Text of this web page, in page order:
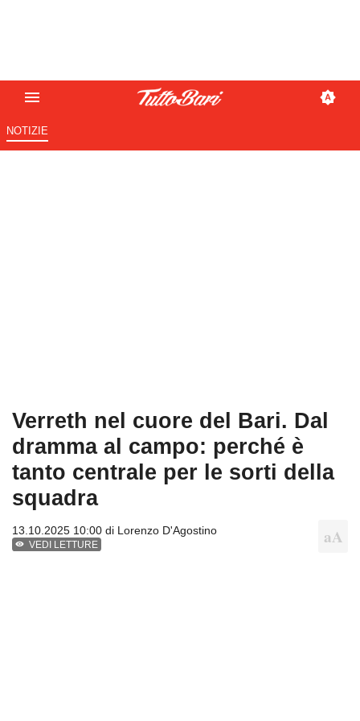
NOTIZIE
Verreth nel cuore del Bari. Dal
dramma al campo: perché è
tanto centrale per le sorti della
squadra
13.10.2025 10:00 di Lorenzo D'Agostino
VEDI LETTURE